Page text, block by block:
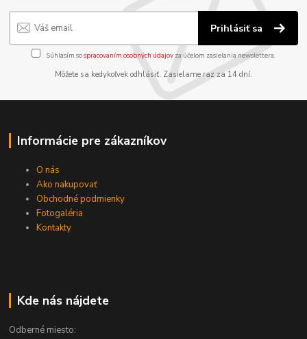
Prihlásiť sa
Súhlasím sospracovaním osobných údajov za účelom zasielania newslettera.
Môžete sa kedykoľvek odhlásiť. Zasielame raz za 14 dní.
Informácie pre zákazníkov
O nás
Ako nakupovať
Obchodné podmienky
Fotogaléria
Kontakty
Kde nás nájdete
Odberné miesto: